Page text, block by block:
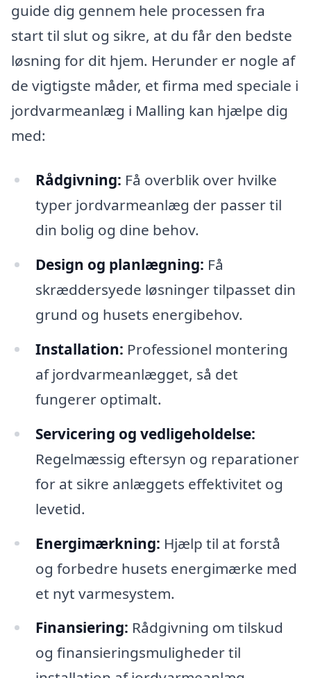
guide dig gennem hele processen fra
start til slut og sikre, at du får den bedste
løsning for dit hjem. Herunder er nogle af
de vigtigste måder, et firma med speciale i
jordvarmeanlæg i Malling kan hjælpe dig
med:
Rådgivning: Få overblik over hvilke
typer jordvarmeanlæg der passer til
din bolig og dine behov.
Design og planlægning: Få
skræddersyede løsninger tilpasset din
grund og husets energibehov.
Installation: Professionel montering
af jordvarmeanlægget, så det
fungerer optimalt.
Servicering og vedligeholdelse:
Regelmæssig eftersyn og reparationer
for at sikre anlæggets effektivitet og
levetid.
Energimærkning: Hjælp til at forstå
og forbedre husets energimærke med
et nyt varmesystem.
Finansiering: Rådgivning om tilskud
og finansieringsmuligheder til